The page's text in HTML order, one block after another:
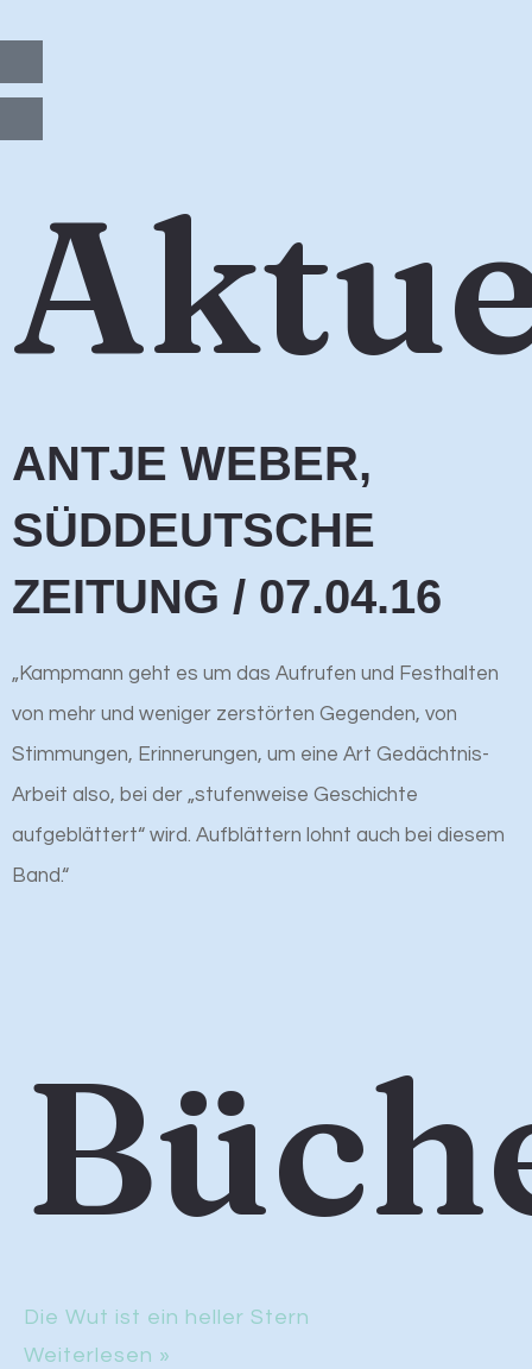
springen
ANTJE WEBER,
SÜDDEUTSCHE
ZEITUNG / 07.04.16
„Kampmann geht es um das Aufrufen und Festhalten
von mehr und weniger zerstörten Gegenden, von
Stimmungen, Erinnerungen, um eine Art Gedächtnis-
Arbeit also, bei der „stufenweise Geschichte
aufgeblättert“ wird. Aufblättern lohnt auch bei diesem
Band.“
Die Wut ist ein heller Stern
Weiterlesen »